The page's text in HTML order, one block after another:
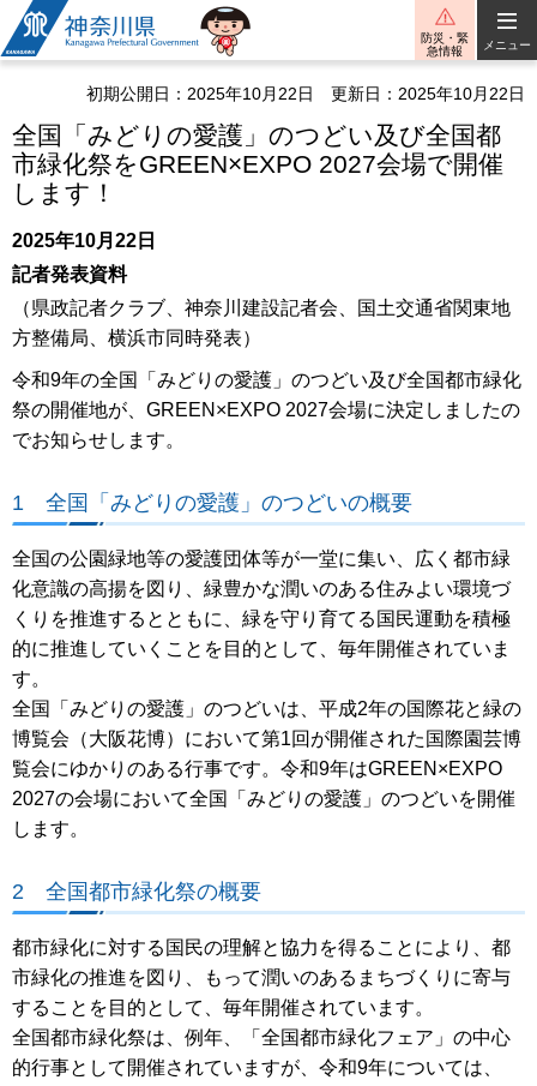
神奈川県
防災・緊
急情報
メニュー
初期公開日：2025年10月22日 更新日：2025年10月22日
全国「みどりの愛護」のつどい及び全国都
市緑化祭をGREEN×EXPO 2027会場で開催
します！
2025年10月22日
記者発表資料
（県政記者クラブ、神奈川建設記者会、国土交通省関東地
方整備局、横浜市同時発表）
令和9年の全国「みどりの愛護」のつどい及び全国都市緑化
祭の開催地が、GREEN×EXPO 2027会場に決定しましたの
でお知らせします。
1 全国「みどりの愛護」のつどいの概要
全国の公園緑地等の愛護団体等が一堂に集い、広く都市緑
化意識の高揚を図り、緑豊かな潤いのある住みよい環境づ
くりを推進するとともに、緑を守り育てる国民運動を積極
的に推進していくことを目的として、毎年開催されていま
す。
全国「みどりの愛護」のつどいは、平成2年の国際花と緑の
博覧会（大阪花博）において第1回が開催された国際園芸博
覧会にゆかりのある行事です。令和9年はGREEN×EXPO
2027の会場において全国「みどりの愛護」のつどいを開催
します。
2 全国都市緑化祭の概要
都市緑化に対する国民の理解と協力を得ることにより、都
市緑化の推進を図り、もって潤いのあるまちづくりに寄与
することを目的として、毎年開催されています。
全国都市緑化祭は、例年、「全国都市緑化フェア」の中心
的行事として開催されていますが、令和9年については、